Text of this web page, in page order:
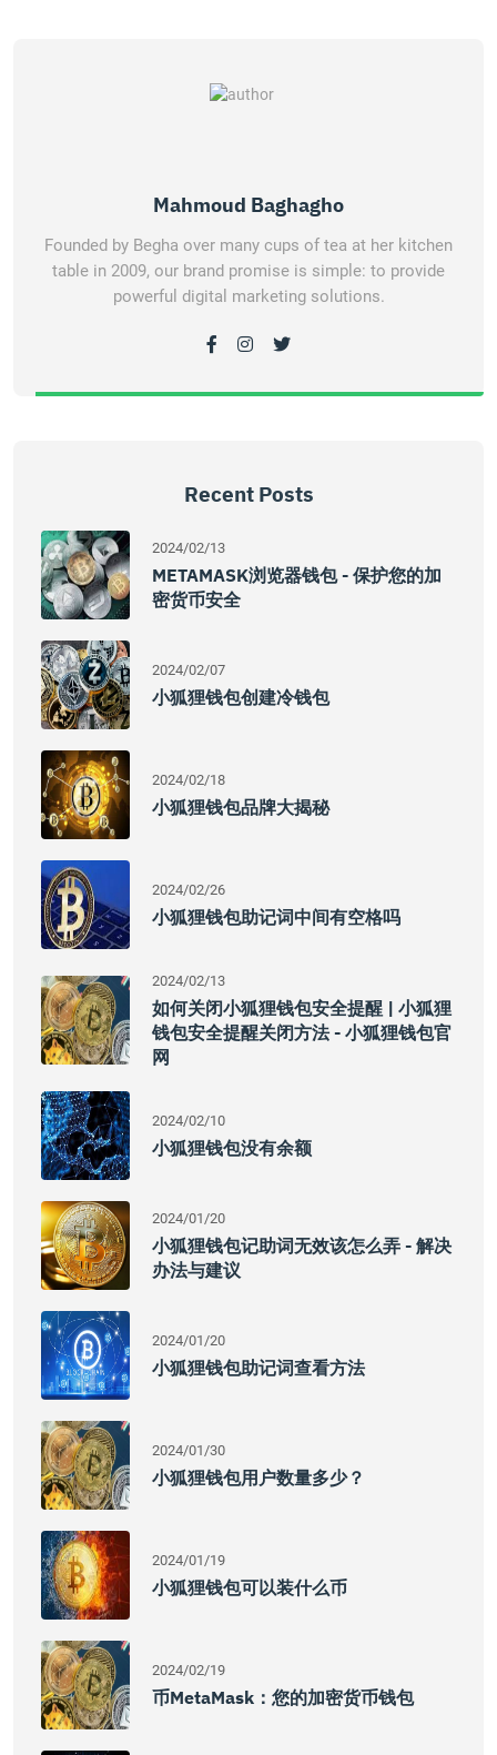
Mahmoud Baghagho
Founded by Begha over many cups of tea at her kitchen
table in 2009, our brand promise is simple: to provide
powerful digital marketing solutions.
Recent Posts
2024/02/13
METAMASK浏览器钱包 - 保护您的加
密货币安全
2024/02/07
小狐狸钱包创建冷钱包
2024/02/18
小狐狸钱包品牌大揭秘
2024/02/26
小狐狸钱包助记词中间有空格吗
2024/02/13
如何关闭小狐狸钱包安全提醒 | 小狐狸
钱包安全提醒关闭方法 - 小狐狸钱包官
网
2024/02/10
小狐狸钱包没有余额
2024/01/20
小狐狸钱包记助词无效该怎么弄 - 解决
办法与建议
2024/01/20
小狐狸钱包助记词查看方法
2024/01/30
小狐狸钱包用户数量多少？
2024/01/19
小狐狸钱包可以装什么币
2024/02/19
币MetaMask：您的加密货币钱包